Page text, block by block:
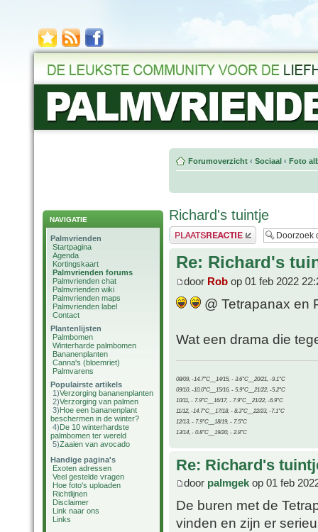
NAVIGATIE
Palmvrienden
Startpagina
Agenda
Kortingskaart
Palmvrienden forums
Palmvrienden chat
Palmvrienden wiki
Palmvrienden maps
Palmvrienden label
Contact
Plantenlijsten
Palmbomen
Winterharde palmbomen
Bananenplanten
Canna's (bloemriet)
Palmvarens
Populairste artikels
1)Verzorging bananenplanten
2)Verzorging van palmen
3)Hoe een bananenplant
beschermen in de winter?
4)De 10 winterhardste
palmbomen ter wereld
5)Zaaien van avocado
Handige pagina's
Exoten adressen
Veel gestelde vragen
Hoe foto's uploaden
Richtlijnen
Disclaimer
Link naar ons
Links
Forumoverzicht ‹ Sociaal ‹ Foto
Richard's tuintje
Plaats een reactie
Re: Richard's
door Rob op 01 feb 2022
@ Tetrapanax en
Wat een drama die
08/09, -14.7°C__14/15, - 3.6°C__20/21, -9.1°C
09/10, -10.0°C__15/16, - 5.9°C__21/22, -5.2°C
10/11, - 7.9°C__16/17, - 7.9°C__21/22, -6.9°C
11/12, -14.7°C__17/18, - 8.3°C__22/23, -7.1°C
12/13, - 7.9°C__18/19, - 7.5°C
13/14, - 0.8°C__19/20, - 2.8°C
Re: Richard's
door palmgek op 01 feb
De buren met de
vinden en zijn er